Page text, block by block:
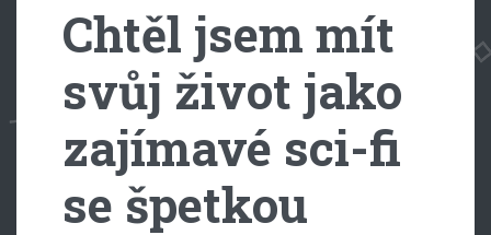
Chtěl jsem mít
svůj život jako
zajímavé sci-fi
se špetkou